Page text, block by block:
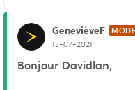
GenevièveF
13-07-2021
Bonjour Davidlan,